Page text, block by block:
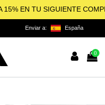
15% EN TU SIGUIENTE
Enviar a: España
0